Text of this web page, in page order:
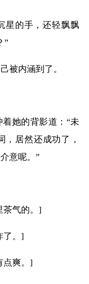
星的手，还轻飘飘
”
被内涵到了。
她的背影道：“未
，居然还成功了，
意呢。”
茶气的。]
了。]
点爽。]